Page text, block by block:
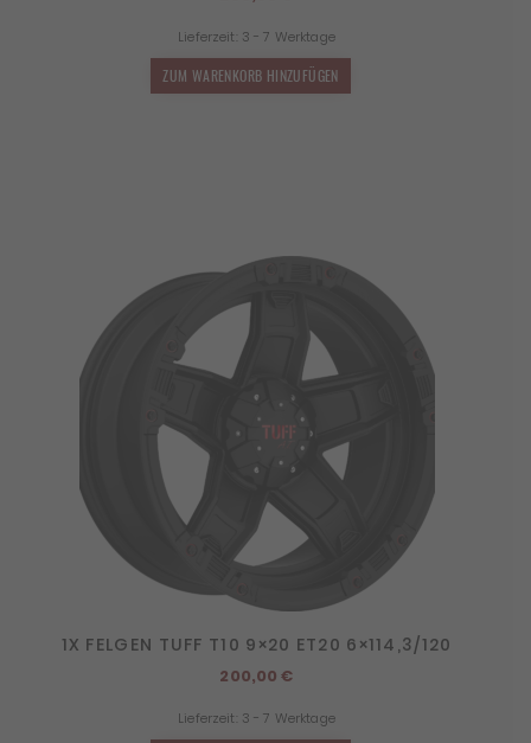
Lieferzeit: 3 - 7 Werktage
ZUM WARENKORB HINZUFÜGEN
1X FELGEN TUFF T10 9×20 ET20 6×114,3/120
200,00€
Lieferzeit: 3 - 7 Werktage